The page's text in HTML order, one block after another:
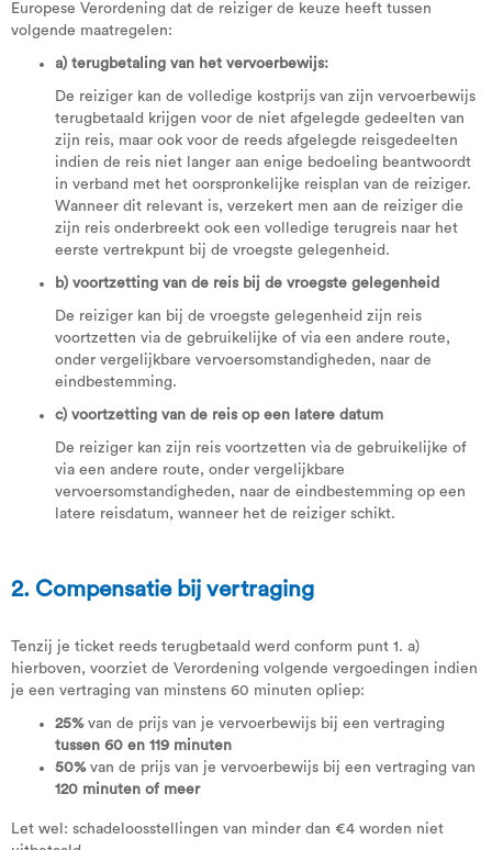
Europese Verordening dat de reiziger de keuze heeft tussen
volgende maatregelen:
a) terugbetaling van het vervoerbewijs:
De reiziger kan de volledige kostprijs van zijn vervoerbewijs
terugbetaald krijgen voor de niet afgelegde gedeelten van
zijn reis, maar ook voor de reeds afgelegde reisgedeelten
indien de reis niet langer aan enige bedoeling beantwoordt
in verband met het oorspronkelijke reisplan van de reiziger.
Wanneer dit relevant is, verzekert men aan de reiziger die
zijn reis onderbreekt ook een volledige terugreis naar het
eerste vertrekpunt bij de vroegste gelegenheid.
b) voortzetting van de reis bij de vroegste gelegenheid
De reiziger kan bij de vroegste gelegenheid zijn reis
voortzetten via de gebruikelijke of via een andere route,
onder vergelijkbare vervoersomstandigheden, naar de
eindbestemming.
c) voortzetting van de reis op een latere datum
De reiziger kan zijn reis voortzetten via de gebruikelijke of
via een andere route, onder vergelijkbare
vervoersomstandigheden, naar de eindbestemming op een
latere reisdatum, wanneer het de reiziger schikt.
2. Compensatie bij vertraging
Tenzij je ticket reeds terugbetaald werd conform punt 1. a)
hierboven, voorziet de Verordening volgende vergoedingen indien
je een vertraging van minstens 60 minuten opliep:
25%van de prijs van je vervoerbewijs bij een vertraging
tussen 60 en 119 minuten
50%van de prijs van je vervoerbewijs bij een vertraging van
120 minuten of meer
Let wel: schadeloosstellingen van minder dan €4 worden niet